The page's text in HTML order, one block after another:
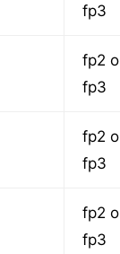
fp3
fp2
fp3
fp2
fp3
fp2
fp3